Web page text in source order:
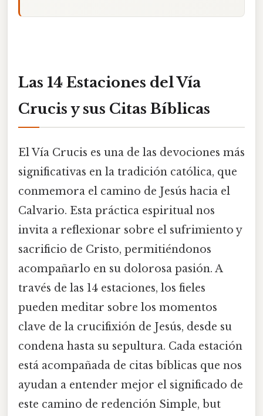
Las 14 Estaciones del Vía
Crucis y sus Citas Bíblicas
El Vía Crucis es una de las devociones más
significativas en la tradición católica, que
conmemora el camino de Jesús hacia el
Calvario. Esta práctica espiritual nos
invita a reflexionar sobre el sufrimiento y
sacrificio de Cristo, permitiéndonos
acompañarlo en su dolorosa pasión. A
través de las 14 estaciones, los fieles
pueden meditar sobre los momentos
clave de la crucifixión de Jesús, desde su
condena hasta su sepultura. Cada estación
está acompañada de citas bíblicas que nos
ayudan a entender mejor el significado de
este camino de redención Simple, but